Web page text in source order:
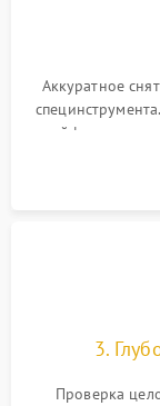
Аккуратное
шлейфов и
линзовых
3.
Проверка